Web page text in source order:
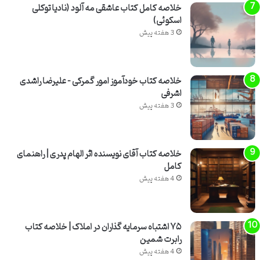
خلاصه کامل کتاب عاشقی مه آلود (نادیا توکلی
اسکوئی)
3 هفته پیش
خلاصه کتاب خودآموز امور گمرکی – علیرضا راشدی
اشرفی
3 هفته پیش
خلاصه کتاب آقای نویسنده اثر الهام پدری | راهنمای
کامل
4 هفته پیش
۷۵ اشتباه سرمایه گذاران در املاک | خلاصه کتاب
رابرت شمین
4 هفته پیش